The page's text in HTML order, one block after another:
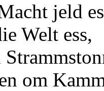
jeld
Welt ess,
om